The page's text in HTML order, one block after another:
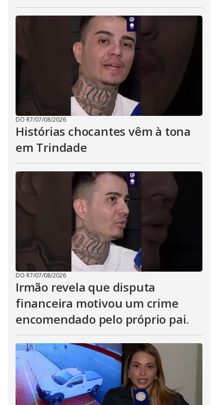
DO R7/07/08/2026
Histórias chocantes vêm à tona
em Trindade
DO R7/07/08/2026
Irmão revela que disputa
financeira motivou um crime
encomendado pelo próprio pai.